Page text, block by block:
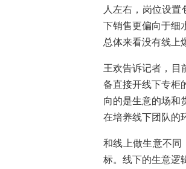
人左右，岗位设
下销售更偏向于细
总体来看没有线上
王欢告诉记者，目
备直接开线下专柜
向的是生意的场和
在培养线下团队的
和线上做生意不同
标。线下的生意